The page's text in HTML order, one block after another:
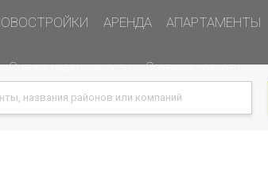
АРЕНДА АПАРТАМЕНТЫ
Оценка недвижимости Статьи и новости